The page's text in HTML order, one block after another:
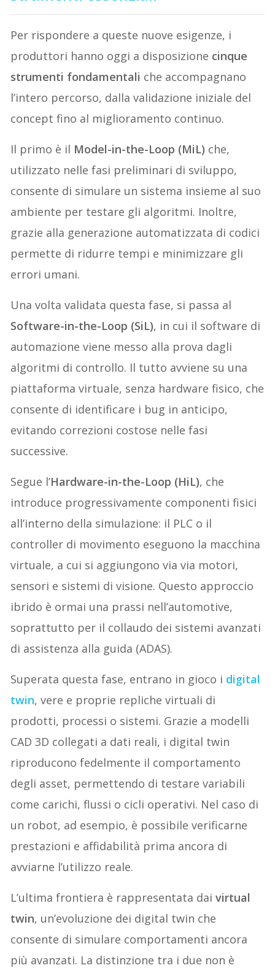
Per rispondere a queste nuove esigenze, i
produttori hanno oggi a disposizione cinque
strumenti fondamentali che accompagnano
l’intero percorso, dalla validazione iniziale del
concept fino al miglioramento continuo.
Il primo è il Model-in-the-Loop (MiL) che,
utilizzato nelle fasi preliminari di sviluppo,
consente di simulare un sistema insieme al suo
ambiente per testare gli algoritmi. Inoltre,
grazie alla generazione automatizzata di codici
permette di ridurre tempi e minimizzare gli
errori umani.
Una volta validata questa fase, si passa al
Software-in-the-Loop (SiL), in cui il software di
automazione viene messo alla prova dagli
algoritmi di controllo. Il tutto avviene su una
piattaforma virtuale, senza hardware fisico, che
consente di identificare i bug in anticipo,
evitando correzioni costose nelle fasi
successive.
Segue l’Hardware-in-the-Loop (HiL), che
introduce progressivamente componenti fisici
all’interno della simulazione: il PLC o il
controller di movimento eseguono la macchina
virtuale, a cui si aggiungono via via motori,
sensori e sistemi di visione. Questo approccio
ibrido è ormai una prassi nell’automotive,
soprattutto per il collaudo dei sistemi avanzati
di assistenza alla guida (ADAS).
Superata questa fase, entrano in gioco i digital
twin, vere e proprie repliche virtuali di
prodotti, processi o sistemi. Grazie a modelli
CAD 3D collegati a dati reali, i digital twin
riproducono fedelmente il comportamento
degli asset, permettendo di testare variabili
come carichi, flussi o cicli operativi. Nel caso di
un robot, ad esempio, è possibile verificarne
prestazioni e affidabilità prima ancora di
avviarne l’utilizzo reale.
L’ultima frontiera è rappresentata daivirtual
twin, un’evoluzione dei digital twin che
consente di simulare comportamenti ancora
più avanzati. La distinzione tra i due non è